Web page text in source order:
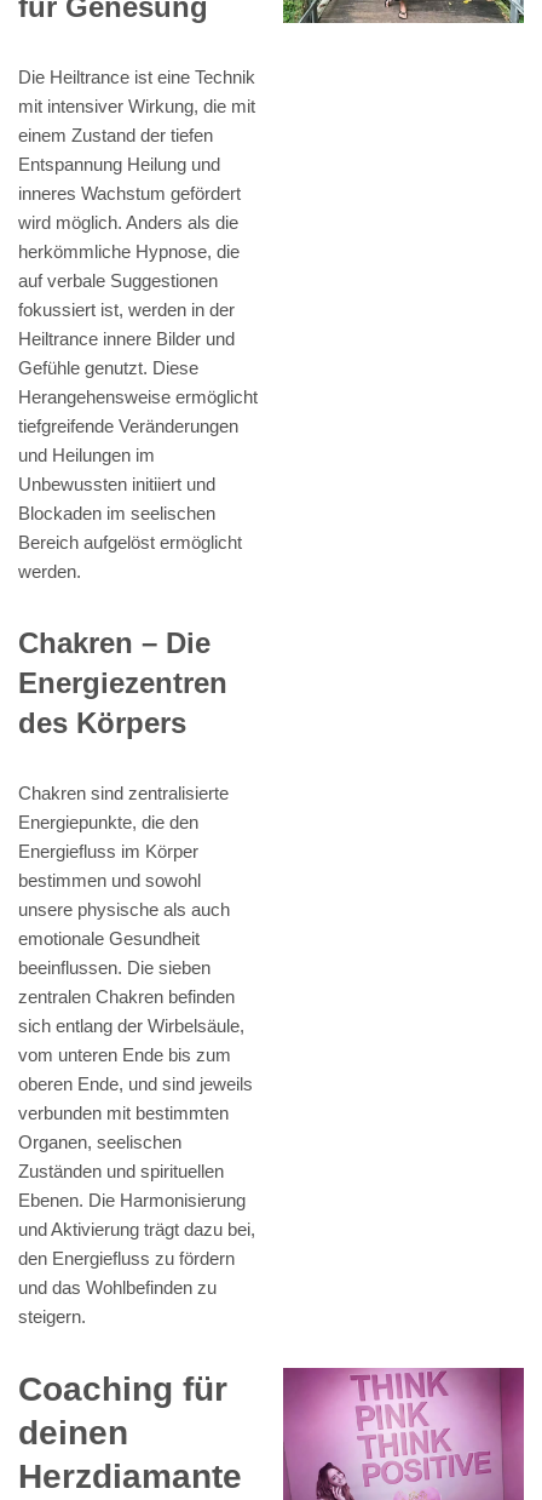
für Genesung
Die Heiltrance ist eine Technik
mit intensiver Wirkung, die mit
einem Zustand der tiefen
Entspannung Heilung und
inneres Wachstum gefördert
wird möglich. Anders als die
herkömmliche Hypnose, die
auf verbale Suggestionen
fokussiert ist, werden in der
Heiltrance innere Bilder und
Gefühle genutzt. Diese
Herangehensweise ermöglicht
tiefgreifende Veränderungen
und Heilungen im
Unbewussten initiiert und
Blockaden im seelischen
Bereich aufgelöst ermöglicht
werden.
Chakren – Die
Energiezentren
des Körpers
Chakren sind zentralisierte
Energiepunkte, die den
Energiefluss im Körper
bestimmen und sowohl
unsere physische als auch
emotionale Gesundheit
beeinflussen. Die sieben
zentralen Chakren befinden
sich entlang der Wirbelsäule,
vom unteren Ende bis zum
oberen Ende, und sind jeweils
verbunden mit bestimmten
Organen, seelischen
Zuständen und spirituellen
Ebenen. Die Harmonisierung
und Aktivierung trägt dazu bei,
den Energiefluss zu fördern
und das Wohlbefinden zu
steigern.
Coaching für
deinen
Herzdiamante